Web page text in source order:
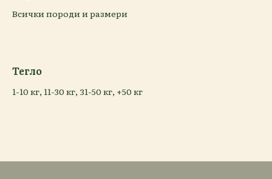
Всички породи и размери
Тегло
1-10 кг, 11-30 кг, 31-50 кг, +50 кг